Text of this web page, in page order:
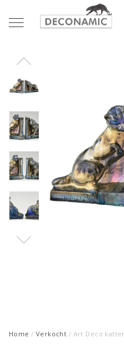
Home / Verkocht / Art Deco